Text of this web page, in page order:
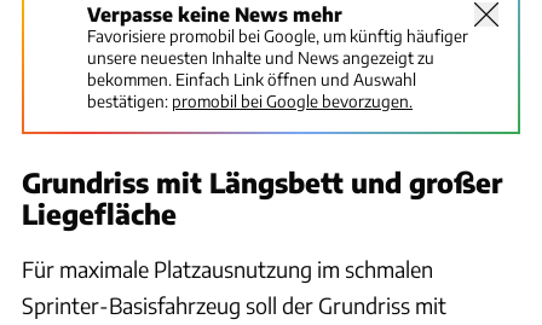
Verpasse keine News mehr
Favorisiere promobil bei Google, um künftig häufiger
unsere neuesten Inhalte und News angezeigt zu
bekommen. Einfach Link öffnen und Auswahl
bestätigen: promobil bei Google bevorzugen.
Grundriss mit Längsbett und großer
Liegefläche
Für maximale Platzausnutzung im schmalen
Sprinter-Basisfahrzeug soll der Grundriss mit